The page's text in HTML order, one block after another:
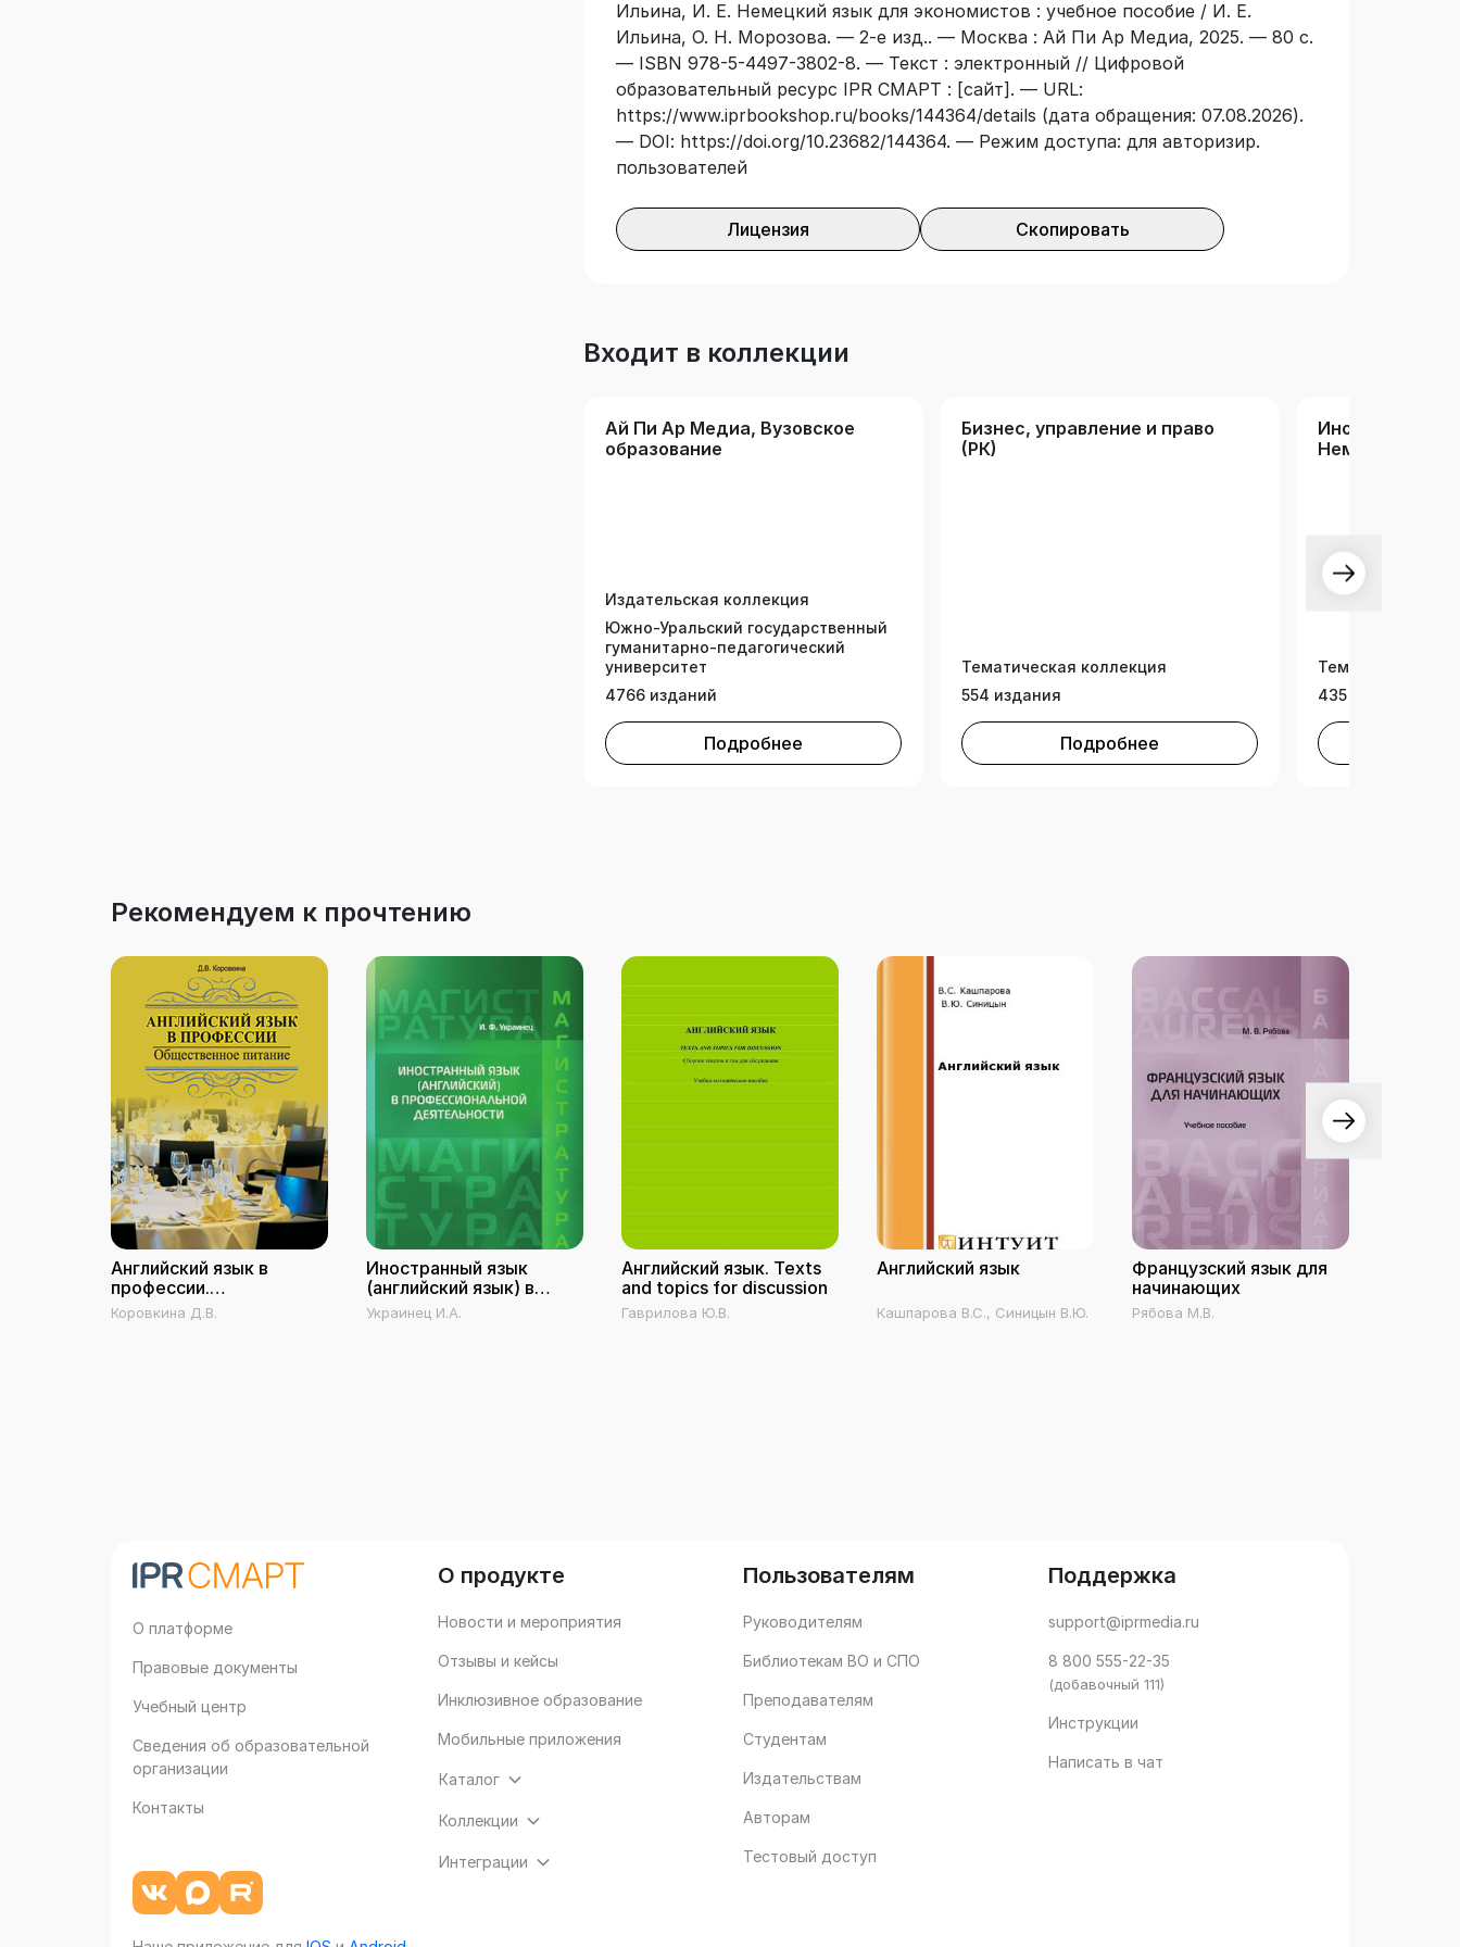
Ильина, И. Е. Немецкий язык для экономистов : учебное пособие / И. Е.
Ильина, О. Н. Морозова. — 2-е изд.. — Москва : Ай Пи Ар Медиа, 2025. — 80 с.
— ISBN 978-5-4497-3802-8. — Текст : электронный // Цифровой
образовательный ресурс IPR СМАРТ : [сайт]. — URL:
https://www.iprbookshop.ru/books/144364/details (дата обращения: 07.08.2026).
— DOI: https://doi.org/10.23682/144364. — Режим доступа: для авторизир.
пользователей
Лицензия Скопировать
Входит в коллекции
Ай Пи Ар Медиа, Вузовское
образование
Издательская коллекция
Южно-Уральский государственный
гуманитарно-педагогический
университет
4766 изданий
Подробнее
Бизнес, управление и право
(РК)
Тематическая коллекция
554 издания
Подробнее
Иностранные
Немецкий язык
Тематическая
435 изданий
Рекомендуем к прочтению
Английский язык в
профессии.
Общественное питание
Коровкина Д.В.
Иностранный язык
(английский язык) в
профессиональной
деятельности
Украинец И.А.
Английский язык. Texts
and topics for discussion
Гаврилова Ю.В.
Английский язык
Кашпарова В.С., Синицын В.Ю.
Французский язык для
начинающих
Рябова М.В.
О платформе
Правовые документы
Учебный центр
Сведения об образовательной
организации
Контакты
О продукте
Новости и мероприятия
Отзывы и кейсы
Инклюзивное образование
Мобильные приложения
Каталог
Коллекции
Интеграции
Пользователям
Руководителям
Библиотекам ВО и СПО
Преподавателям
Студентам
Издательствам
Авторам
Тестовый доступ
Поддержка
support@iprmedia.ru
8 800 555-22-35
(добавочный 111)
Инструкции
Написать в чат